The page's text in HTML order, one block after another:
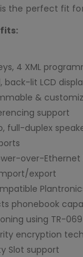
is the perfect fit
4 XML
back-lit LCD
&
support
full-duplex
over-
export
phonebook
using TR-
encryption
Slot support